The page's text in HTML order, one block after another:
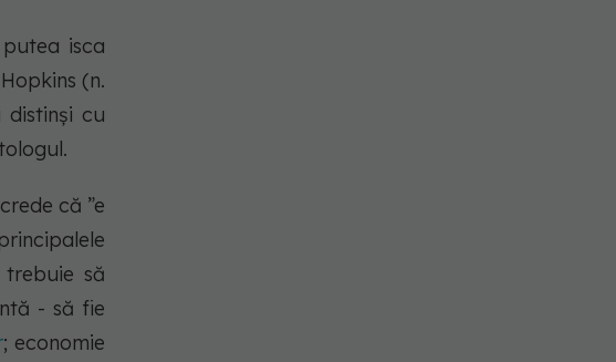
isca
(n.
distinși cu
că ”e
să
- să fie
; economie